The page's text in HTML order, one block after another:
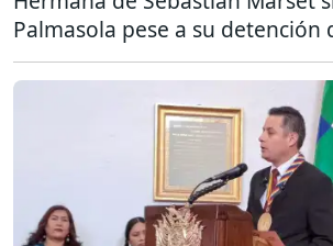
Palmasola pese a su detención